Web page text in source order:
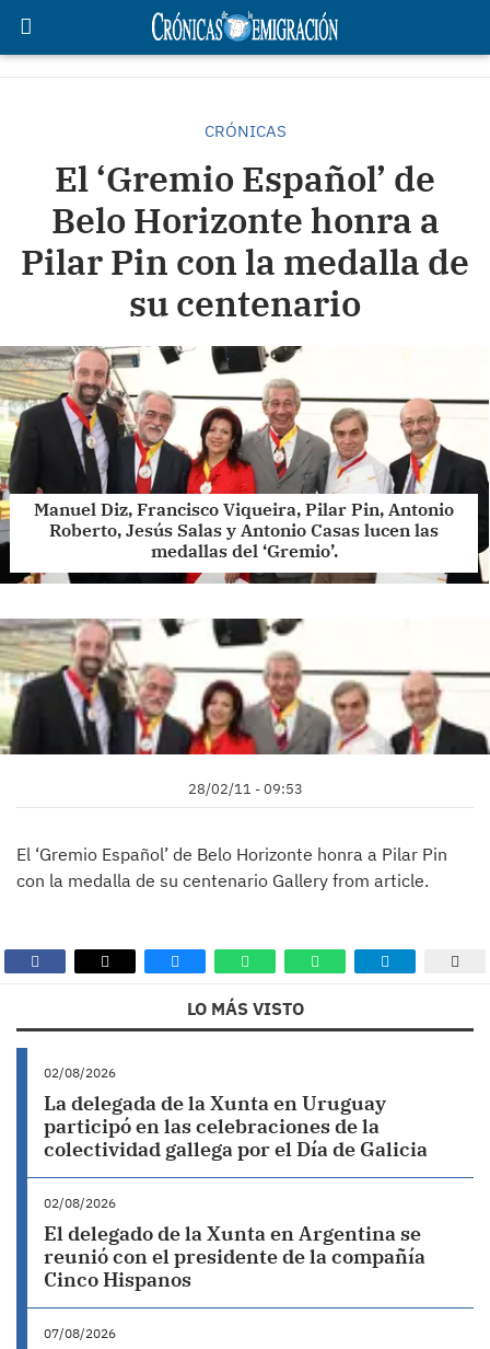
CRÓNICAS
El ‘Gremio Español’ de
Belo Horizonte honra a
Pilar Pin con la medalla de
su centenario
Manuel Diz, Francisco Viqueira, Pilar Pin, Antonio
Roberto, Jesús Salas y Antonio Casas lucen las
medallas del ‘Gremio’.
28/02/11 - 09:53
El ‘Gremio Español’ de Belo Horizonte honra a Pilar Pin
con la medalla de su centenario Gallery from article.
LO MÁS VISTO
02/08/2026
La delegada de la Xunta en Uruguay
participó en las celebraciones de la
colectividad gallega por el Día de Galicia
02/08/2026
El delegado de la Xunta en Argentina se
reunió con el presidente de la compañía
Cinco Hispanos
07/08/2026